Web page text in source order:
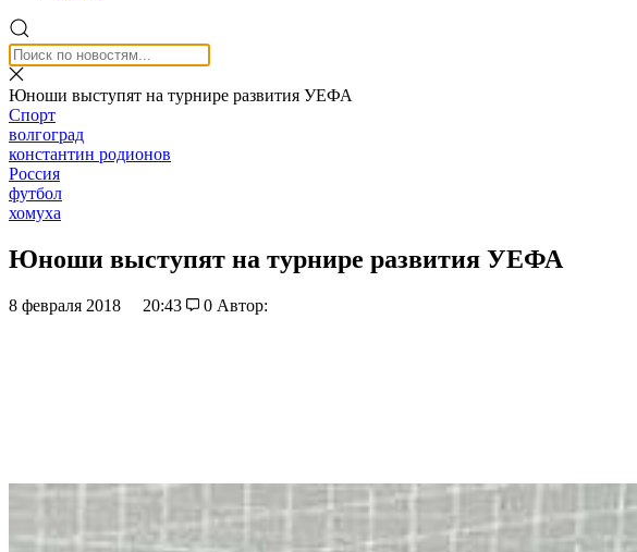
Юноши выступят на турнире развития УЕФА
Спорт
волгоград
константин родионов
Россия
футбол
хомуха
Юноши выступят на турнире развития УЕФА
8 февраля 2018 20:43 0 Автор: